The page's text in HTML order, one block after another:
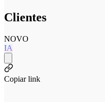
Clientes
NOVO
IA
Copiar link